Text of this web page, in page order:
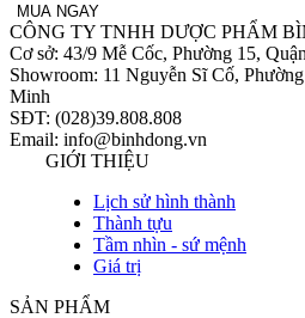
MUA NGAY
CÔNG TY TNHH DƯỢC PHẨM
Cơ sở: 43/9 Mễ Cốc, Phường 15,
Showroom: 11 Nguyễn Sĩ Cố,
Minh
SĐT: (028)39.808.808
Email: info@binhdong.vn
GIỚI THIỆU
Lịch sử hình thành
Thành tựu
Tầm nhìn - sứ mệnh
Giá trị
SẢN PHẨM